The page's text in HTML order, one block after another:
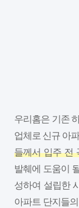
우리홈은 기존
업체로 신규 아
들께서 입주 전
발췌에 도움이
성하여 설립한
아파트 단지들